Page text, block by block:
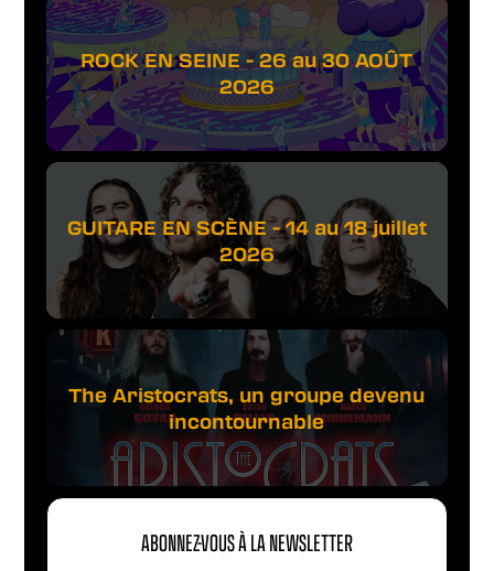
ROCK EN SEINE - 26 au 30 AOÛT
2026
GUITARE EN SCÈNE - 14 au 18 juillet
2026
The Aristocrats, un groupe devenu
incontournable
ABONNEZ-VOUS À LA NEWSLETTER